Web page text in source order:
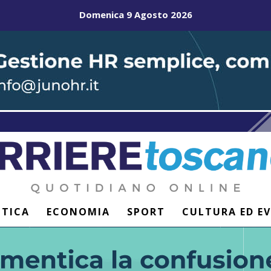
Domenica 9 Agosto 2026
ECONOMIA SPORT CULTURA ED